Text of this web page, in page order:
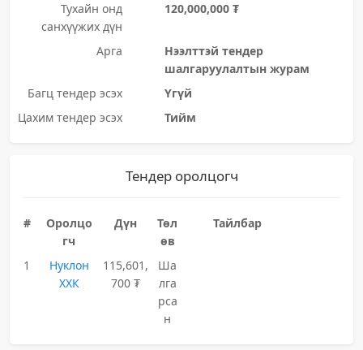
Тухайн онд
санхүүжих дүн
120,000,000 ₮
Арга
Нээлттэй тендер
шалгаруулалтын журам
Багц тендер эсэх
Үгүй
Цахим тендер эсэх
Тийм
Тендер оролцогч
#
Оролцо
гч
Дүн
Төл
өв
Тайлбар
1
Нуклон
ХХК
115,601,
700 ₮
Ша
лга
рса
н